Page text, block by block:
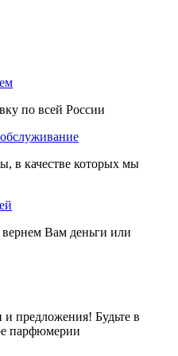
по всей России
в качестве которых мы
Вам деньги или
предложения! Будьте в
парфюмерии